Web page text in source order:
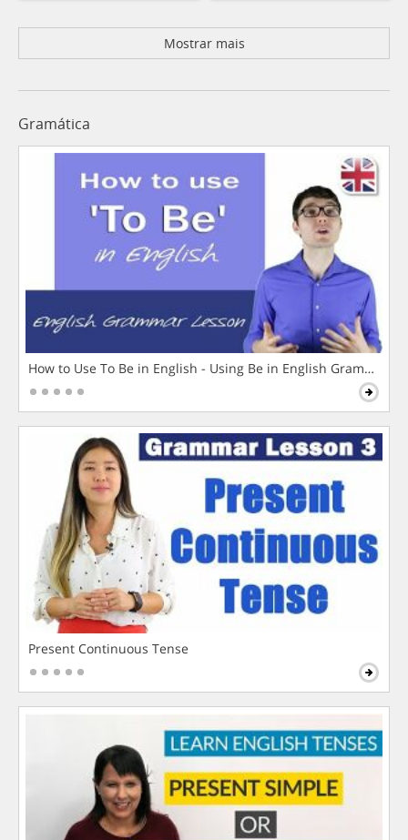
Mostrar mais
Gramática
How to Use To Be in English - Using Be in English Grammar
Present Continuous Tense